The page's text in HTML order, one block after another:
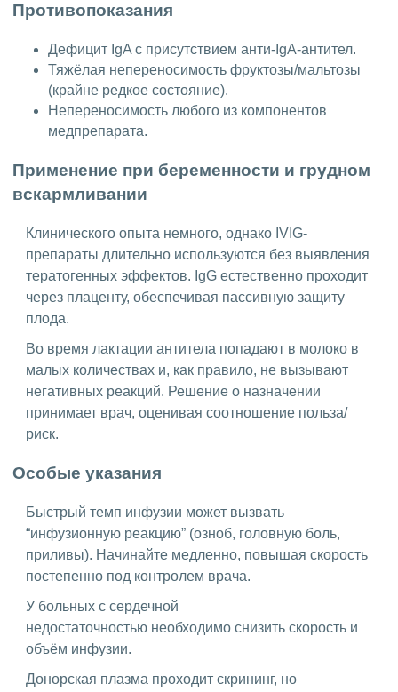
Противопоказания
Дефицит IgA с присутствием анти-IgA-антител.
Тяжёлая непереносимость фруктозы/мальтозы
(крайне редкое состояние).
Непереносимость любого из компонентов
медпрепарата.
Применение при беременности и грудном
вскармливании
Клинического опыта немного, однако IVIG-
препараты длительно используются без выявления
тератогенных эффектов. IgG естественно проходит
через плаценту, обеспечивая пассивную защиту
плода.
Во время лактации антитела попадают в молоко в
малых количествах и, как правило, не вызывают
негативных реакций. Решение о назначении
принимает врач, оценивая соотношение польза/
риск.
Особые указания
Быстрый темп инфузии может вызвать
“инфузионную реакцию” (озноб, головную боль,
приливы). Начинайте медленно, повышая скорость
постепенно под контролем врача.
У больных с сердечной
недостаточностью необходимо снизить скорость и
объём инфузии.
Донорская плазма проходит скрининг, но